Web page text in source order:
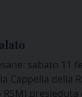
sabato 11
Cappella della
presieduta